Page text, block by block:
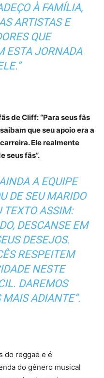
À FAMÍLIA,
ARTISTAS E
QUE
ESTA JORNADA
de Cliff: “Para seus fãs
que seu apoio era a
Ele realmente
seus fãs”.
A EQUIPE
DE SEU MARIDO
TEXTO ASSIM:
DESCANSE EM
DESEJOS.
RESPEITEM
NESTE
DAREMOS
ADIANTE”.
do reggae e é
do gênero musical